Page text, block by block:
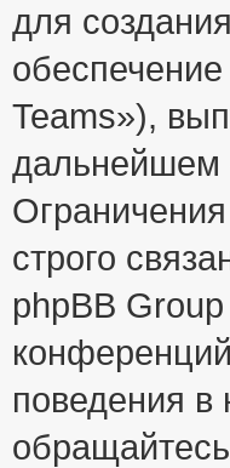
для
Teams»),
дальнейшем
строго
phpBB
поведения